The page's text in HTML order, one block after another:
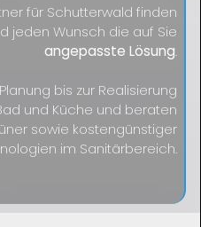
für Schutterwald finden
jeden Wunsch die auf Sie
angepasste Lösung.
bis zur Realisierung
und Küche und beraten
sowie kostengünstiger
im Sanitärbereich.